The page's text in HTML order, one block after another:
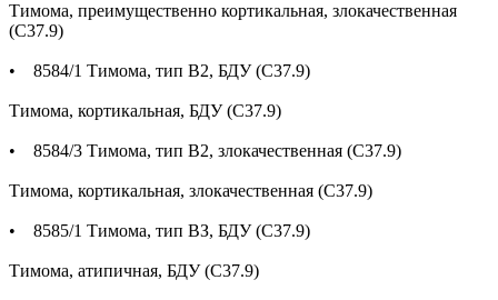
Тимома, преимущественно кортикальная, злокачественная
(С37.9)
• 8584/1 Тимома, тип В2, БДУ (С37.9)
Тимома, кортикальная, БДУ (С37.9)
• 8584/3 Тимома, тип В2, злокачественная (С37.9)
Тимома, кортикальная, злокачественная (С37.9)
• 8585/1 Тимома, тип ВЗ, БДУ (С37.9)
Тимома, атипичная, БДУ (С37.9)